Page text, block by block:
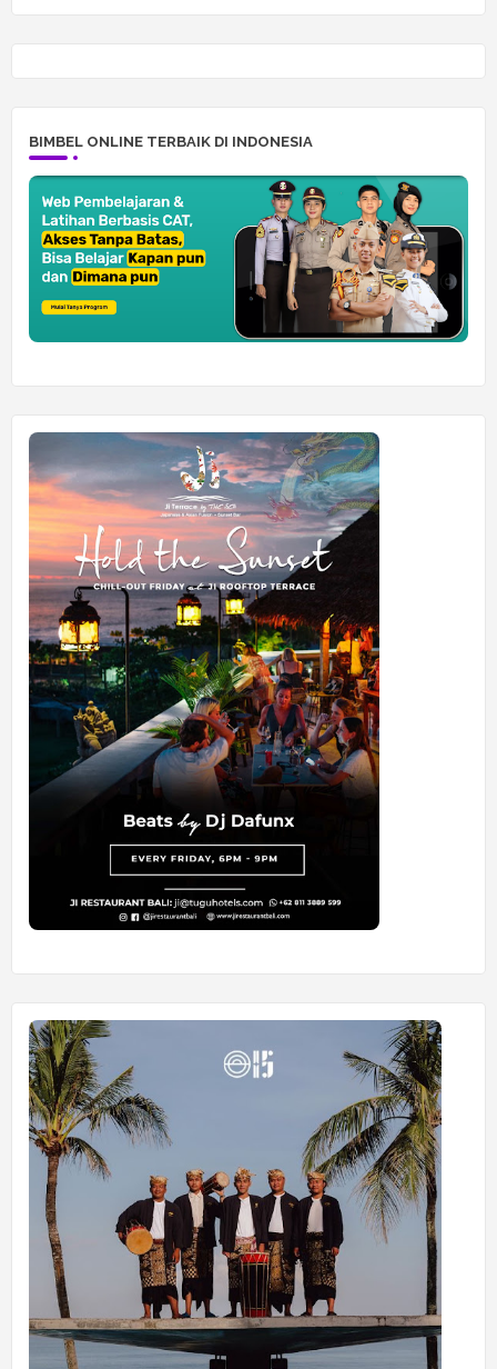
BIMBEL ONLINE TERBAIK DI INDONESIA